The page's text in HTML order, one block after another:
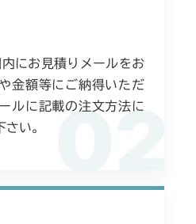
02
にお見積りメールをお
金額等にご納得いただ
ルに記載の注文方法に
い。